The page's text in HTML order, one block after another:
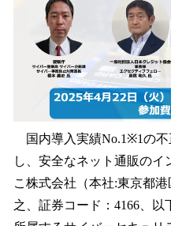
み
中
国内導入実績No.1※1の不
し、安全なネット通販のイ
こ株式会社（本社:東京都
之、証券コード：4166、以